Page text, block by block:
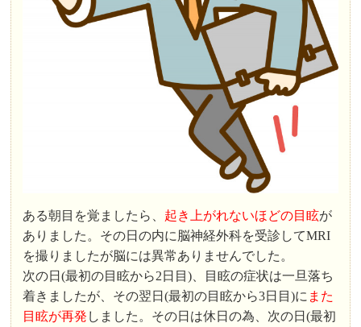
ある朝目を覚ましたら、 起き上がれないほどの目眩が
ありました。その日の内に脳神経外科を受診してMRI
を撮りましたが脳には異常ありませんでした。
次の日(最初の目眩から2日目)、目眩の症状は一旦落ち
着きましたが、その翌日(最初の目眩から3日目)に また
目眩が再発 しました。その日は休日の為、次の日(最初